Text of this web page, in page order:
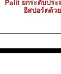
Palit ยกระดับประ
อีสปอร์ตด้ว